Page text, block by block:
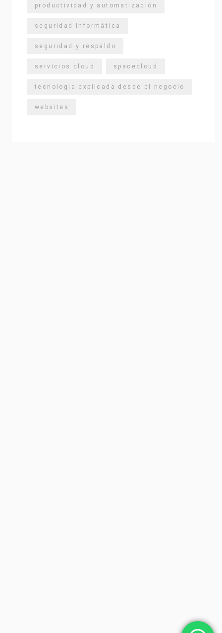
productividad y automatización
seguridad informática
seguridad y respaldo
servicios cloud spacecloud
tecnología explicada desde el negocio
websites